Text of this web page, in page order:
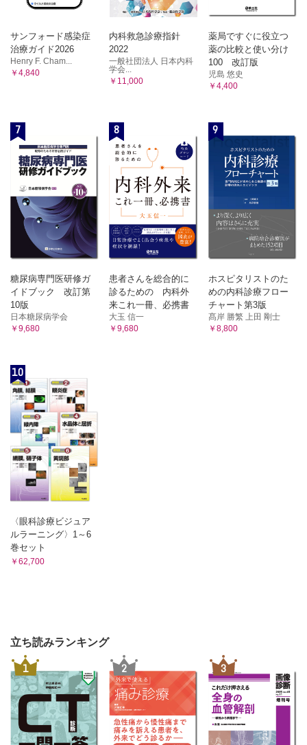
サンフォード感染症
治療ガイド2026
Henry F. Cham...
￥4,840
内科救急診療指針
2022
一般社団法人 日本内科
学会...
￥11,000
薬局ですぐに役立つ
薬の比較と使い分け
100 改訂版
児島 悠史
￥4,400
7
糖尿病専門医研修ガ
イドブック 改訂第
10版
日本糖尿病学会
￥9,680
8
患者さんを総合的に
診るための 内科外
来これ一冊、必携書
大玉 信一
￥9,680
9
ホスピタリストのた
めの内科診療フロー
チャート第3版
髙岸 勝繁 上田 剛士
￥8,800
10
〈眼科診療ビジュア
ルラーニング〉1～6
巻セット
￥62,700
立ち読みランキング
1 2 3